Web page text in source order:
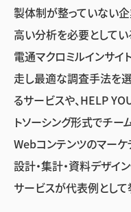
製体制が整っていない
高い分析を必要としてい
電通マクロミルインサイ
走し最適な調査手法を
るサービスや、HELP
トソーシング形式でチー
Webコンテンツのマーケ
設計・集計・資料デザ
サービスが代表例として